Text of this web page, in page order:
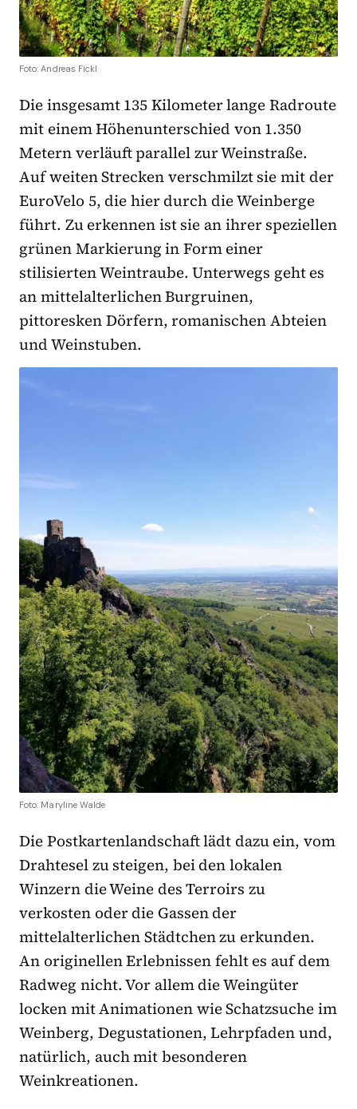
Foto: Andreas Fickl
Die insgesamt 135 Kilometer lange Radroute
mit einem Höhenunterschied von 1.350
Metern verläuft parallel zur Weinstraße.
Auf weiten Strecken verschmilzt sie mit der
EuroVelo 5, die hier durch die Weinberge
führt. Zu erkennen ist sie an ihrer speziellen
grünen Markierung in Form einer
stilisierten Weintraube. Unterwegs geht es
an mittelalterlichen Burgruinen,
pittoresken Dörfern, romanischen Abteien
und Weinstuben.
Foto: Maryline Walde
Die Postkartenlandschaft lädt dazu ein, vom
Drahtesel zu steigen, bei den lokalen
Winzern die Weine des Terroirs zu
verkosten oder die Gassen der
mittelalterlichen Städtchen zu erkunden.
An originellen Erlebnissen fehlt es auf dem
Radweg nicht. Vor allem die Weingüter
locken mit Animationen wie Schatzsuche im
Weinberg, Degustationen, Lehrpfaden und,
natürlich, auch mit besonderen
Weinkreationen.